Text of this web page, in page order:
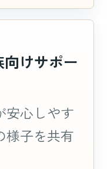
けサポー
安心しやす
様子を共有